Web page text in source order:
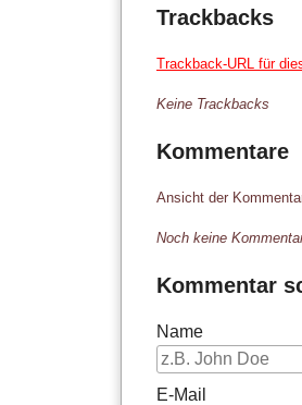
Trackbacks
Trackback-URL für
Keine Trackbacks
Kommentare
Ansicht der
Noch keine
Kommentar
Name
E-Mail